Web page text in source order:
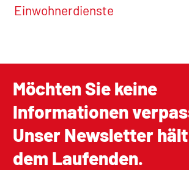
Einwohnerdienste
Möchten Sie keine
Informationen
Unser Newsletter
dem Laufenden.